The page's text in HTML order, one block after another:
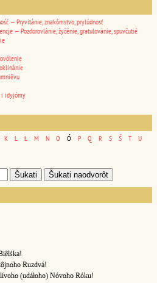
— Pryvitánie, znakômstvo, prylúdnosť
— Pozdorovlánie, žyčénie, gratulovánie, spuvčutié
i idyjómy
K L Ł M N O Ó P Q R S Ś T
U
Ruzdvá!
(udáłoho) Nóvoho Róku!